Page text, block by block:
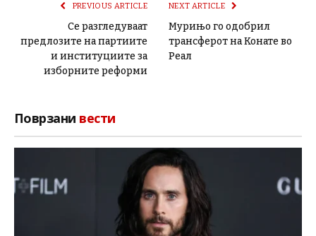
PREVIOUS ARTICLE
Се разгледуваат
предлозите на партиите
и институциите за
изборните реформи
NEXT ARTICLE
Мурињо го одобрил
трансферот на Конате во
Реал
Поврзани вести